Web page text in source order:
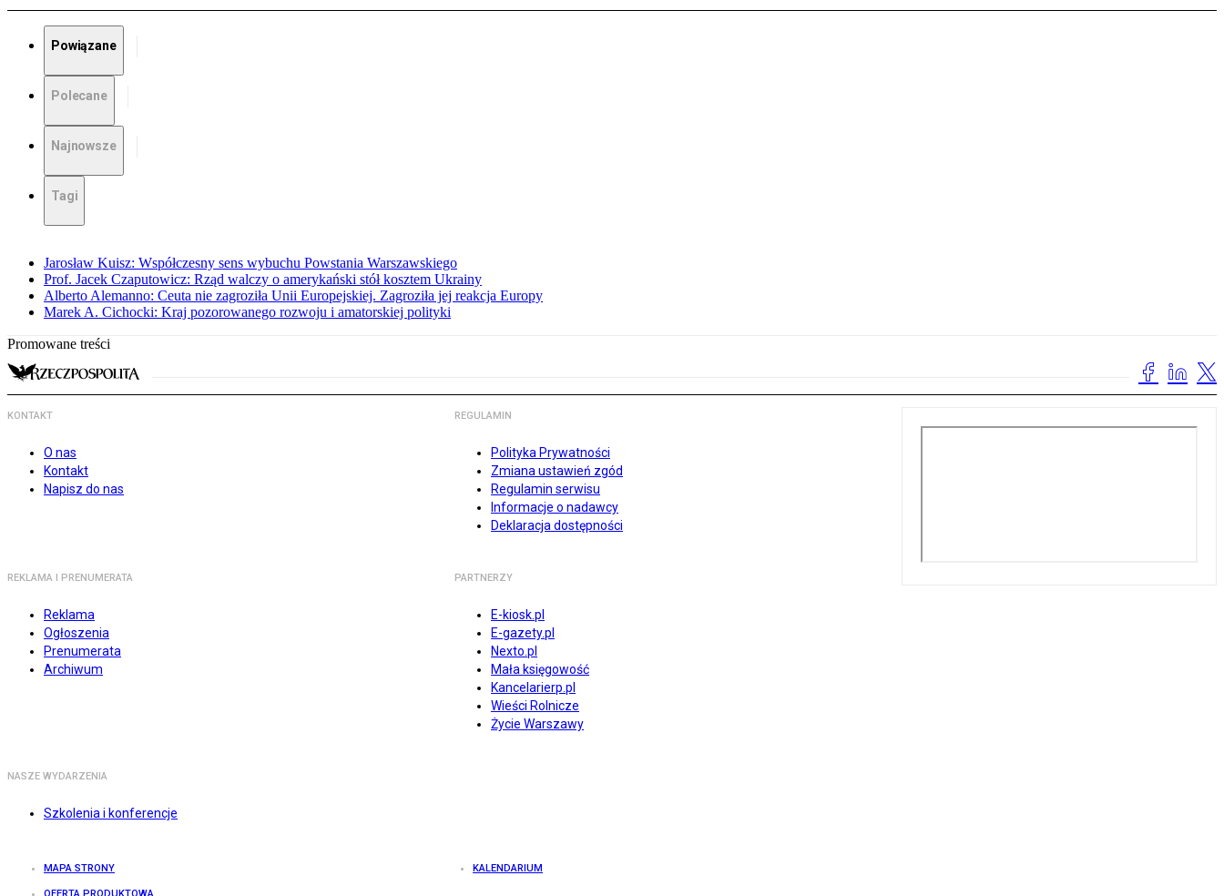
Powiązane
Polecane
Najnowsze
Tagi
Jarosław Kuisz: Współczesny sens wybuchu Powstania Warszawskiego
Prof. Jacek Czaputowicz: Rząd walczy o amerykański stół kosztem Ukrainy
Alberto Alemanno: Ceuta nie zagroziła Unii Europejskiej. Zagroziła jej reakcja Europy
Marek A. Cichocki: Kraj pozorowanego rozwoju i amatorskiej polityki
Promowane treści
KONTAKT
O nas
Kontakt
Napisz do nas
REGULAMIN
Polityka Prywatności
Zmiana ustawień zgód
Regulamin serwisu
Informacje o nadawcy
Deklaracja dostępności
REKLAMA I PRENUMERATA
Reklama
Ogłoszenia
Prenumerata
Archiwum
PARTNERZY
E-kiosk.pl
E-gazety.pl
Nexto.pl
Mała księgowość
Kancelarierp.pl
Wieści Rolnicze
Życie Warszawy
NASZE WYDARZENIA
Szkolenia i konferencje
MAPA STRONY KALENDARIUM